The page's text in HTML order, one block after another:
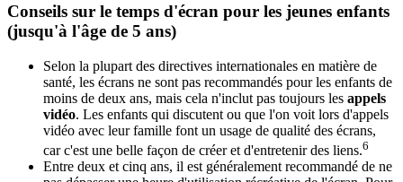
Conseils sur le temps d'écran pour les jeunes enfants
(jusqu'à l'âge de 5 ans)
Selon la plupart des directives internationales en matière de
santé, les écrans ne sont pas recommandés pour les enfants de
moins de deux ans, mais cela n'inclut pas toujours les appels
vidéo. Les enfants qui discutent ou que l'on voit lors d'appels
vidéo avec leur famille font un usage de qualité des écrans,
car c'est une belle façon de créer et d'entretenir des liens.6
Entre deux et cinq ans, il est généralement recommandé de ne